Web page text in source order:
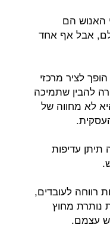
האנוש הם
אבל אף אחד
לציר מרכזי
להבין שתמיכה
לא מחווה של
עדיפות
רווחה לעובדים,
נותרת מחוץ
עצמם.